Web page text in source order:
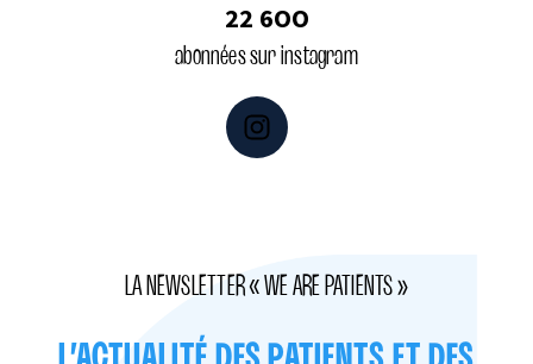
22 6OO
abonnées sur instagram
Instagram
LA NEWSLETTER « WE ARE PATIENTS »